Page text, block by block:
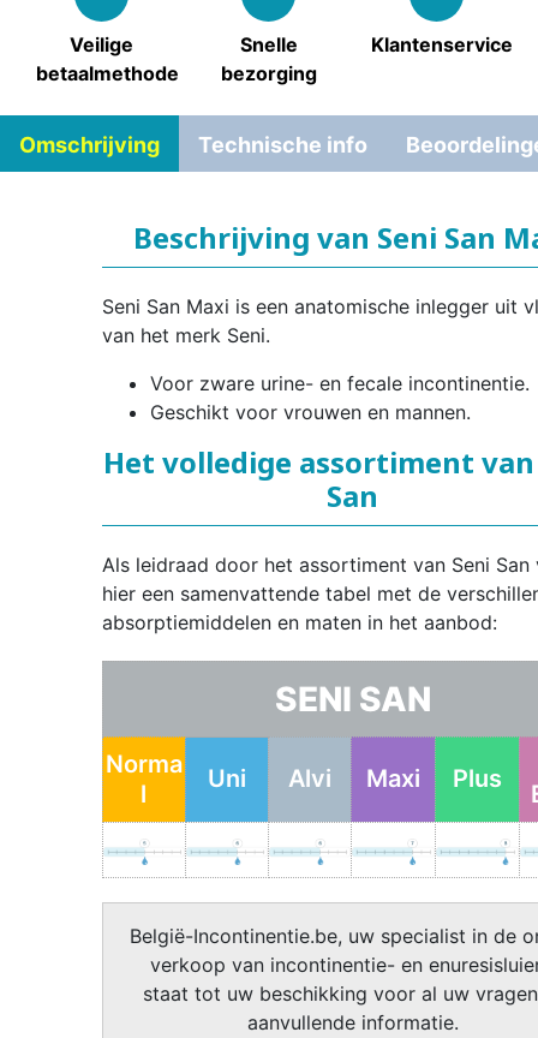
Veilige
betaalmethode
Snelle
bezorging
Klantenservice
Omschrijving Technische info
Beschrijving van Seni San
Seni San Maxi is een anatomische inlegger uit
van het merk Seni.
Voor zware urine- en fecale incontinentie.
Geschikt voor vrouwen en mannen.
Het volledige assortiment van
San
Als leidraad door het assortiment van Seni San
hier een samenvattende tabel met de
absorptiemiddelen en maten in het aanbod:
SENI SAN
Norma
l
Uni Alvi Maxi Plus
België-Incontinentie.be, uw specialist in de
verkoop van incontinentie- en
staat tot uw beschikking voor al uw
aanvullende informatie.